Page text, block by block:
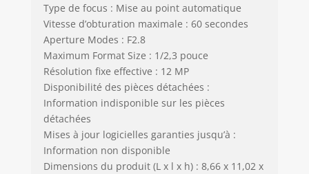
Type de focus : Mise au point automatique
Vitesse d’obturation maximale : 60 secondes
Aperture Modes : F2.8
Maximum Format Size : 1/2,3 pouce
Résolution fixe effective : 12 MP
Disponibilité des pièces détachées :
Information indisponible sur les pièces
détachées
Mises à jour logicielles garanties jusqu’à :
Information non disponible
Dimensions du produit (L x l x h) : 8,66 x 11,02 x